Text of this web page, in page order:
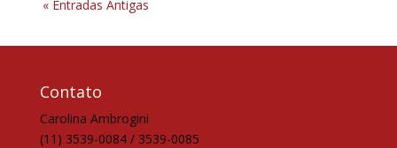
« Entradas Antigas
Contato
Carolina Ambrogini
(11) 3539-0084 / 3539-0085